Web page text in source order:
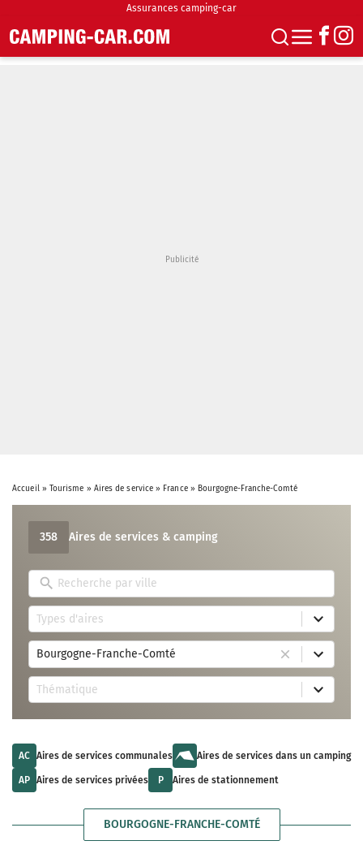
Assurances camping-car
Accueil» Tourisme » Aires de service » France» Bourgogne-Franche-Comté
358 Aires de services & camping
A
c
u
r
t
Types d'aires
4
e
v
i
l
b
l
Bourgogne-Franche-Comté
1
r
e
u
l
s
a
a
i
b
Thématique
7
e
s
l
t
a
v
l
AC Aires de services communales Aires de services dans un camping
AP Aires de services privées P Aires de stationnement
BOURGOGNE-FRANCHE-COMTÉ